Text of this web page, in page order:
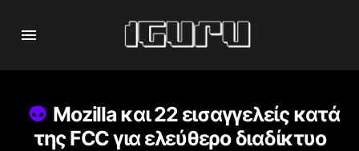
Mozilla και 22 εισαγγελείς κατά
της FCC για ελεύθερο διαδίκτυο